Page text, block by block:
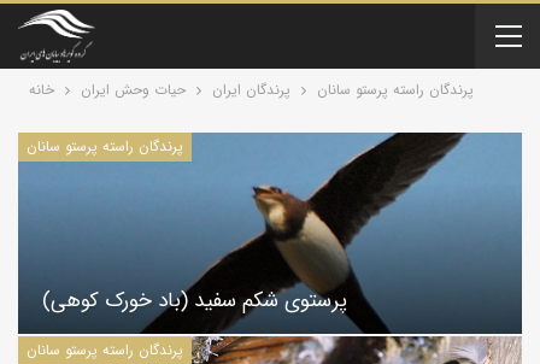
خانه حیات وحش ایران پرندگان ایران پرندگان راسته پرستو سانان
پرندگان راسته پرستو سانان
پرستوی شکم سفید (باد خورک کوهی)
پرندگان راسته پرستو سانان